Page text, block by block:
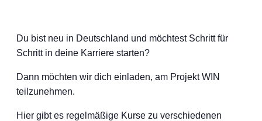
Du bist neu in Deutschland und möchtest Schritt für
Schritt in deine Karriere starten?
Dann möchten wir dich einladen, am Projekt WIN
teilzunehmen.
Hier gibt es regelmäßige Kurse zu verschiedenen